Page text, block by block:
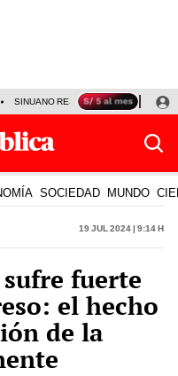
SINUANO RESULTADOS HOY
SOCIEDAD MUNDO
19 Jul 2024 | 9:14 h
fuerte
el hecho
de la